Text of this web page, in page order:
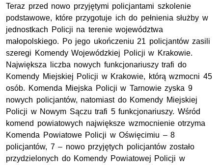
Teraz przed nowo przyjętymi policjantami szkolenie
podstawowe, które przygotuje ich do pełnienia służby w
jednostkach Policji na terenie województwa
małopolskiego. Po jego ukończeniu 21 policjantów zasili
szeregi Komendy Wojewódzkiej Policji w Krakowie.
Największa liczba nowych funkcjonariuszy trafi do
Komendy Miejskiej Policji w Krakowie, którą wzmocni 45
osób. Komenda Miejska Policji w Tarnowie zyska 9
nowych policjantów, natomiast do Komendy Miejskiej
Policji w Nowym Sączu trafi 5 funkcjonariuszy. Wśród
komend powiatowych największe wzmocnienie otrzyma
Komenda Powiatowe Policji w Oświęcimiu – 8
policjantów, 7 – nowo przyjętych policjantów zostało
przydzielonych do Komendy Powiatowej Policji w